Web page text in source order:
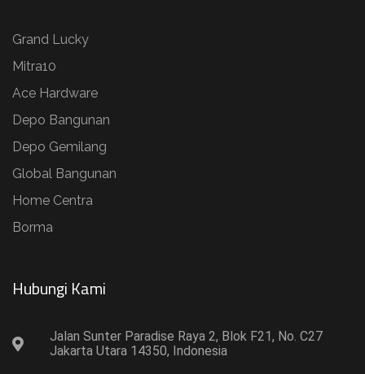
Grand Lucky
Mitra10
Ace Hardware
Depo Bangunan
Depo Gemilang
Global Bangunan
Home Centra
Borma
Hubungi Kami​
Jalan Sunter Paradise Raya 2, Blok F21, No. C27
Jakarta Utara 14350, Indonesia